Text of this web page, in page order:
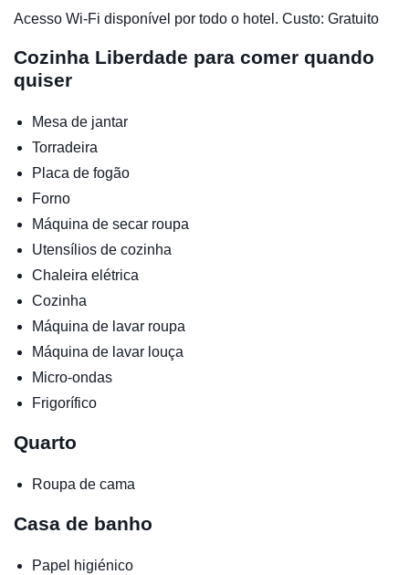
Acesso Wi-Fi disponível por todo o hotel. Custo: Gratuito
Cozinha Liberdade para comer quando
quiser
Mesa de jantar
Torradeira
Placa de fogão
Forno
Máquina de secar roupa
Utensílios de cozinha
Chaleira elétrica
Cozinha
Máquina de lavar roupa
Máquina de lavar louça
Micro-ondas
Frigorífico
Quarto
Roupa de cama
Casa de banho
Papel higiénico